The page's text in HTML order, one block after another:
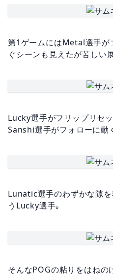
第1ゲームにはMetal選手が
ぐシーンも見えたが苦しい
Lucky選手がフリップリセ
Sanshi選手がフォローに動
Lunatic選手のわずかな隙
うLucky選手。
そんなPOGの粘りをはねの